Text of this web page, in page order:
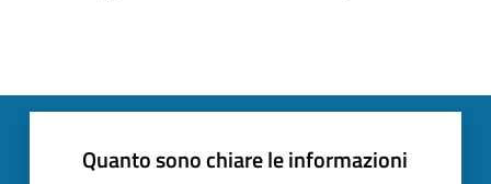
Quanto sono chiare le informazioni